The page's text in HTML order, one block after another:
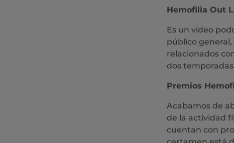
Hemofilia Out
Es un vídeo
público
relacionados
dos
Premios
Acabamos de
de la actividad
cuentan con